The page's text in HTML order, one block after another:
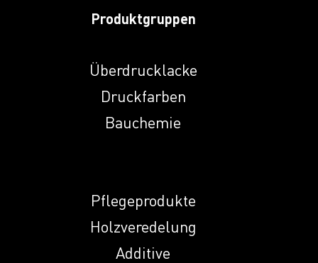
Induprint PAC
Induprint PAC
Induprint PAC
Induprint PAC 450
Produktgruppen
Überdrucklacke
Druckfarben
Bauchemie
Pflegeprodukte
Holzveredelung
Additive